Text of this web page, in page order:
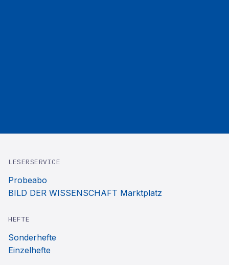
LESERSERVICE
Probeabo
BILD DER WISSENSCHAFT Marktplatz
HEFTE
Sonderhefte
Einzelhefte